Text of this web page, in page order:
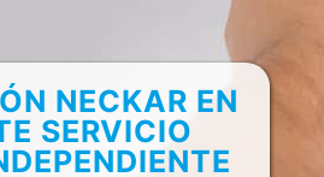
NECKAR EN
SERVICIO